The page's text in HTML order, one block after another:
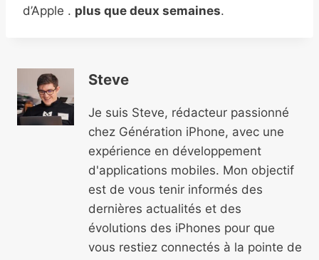
d’Apple . plus que deux semaines.
Steve
Je suis Steve, rédacteur passionné
chez Génération iPhone, avec une
expérience en développement
d'applications mobiles. Mon objectif
est de vous tenir informés des
dernières actualités et des
évolutions des iPhones pour que
vous restiez connectés à la pointe de